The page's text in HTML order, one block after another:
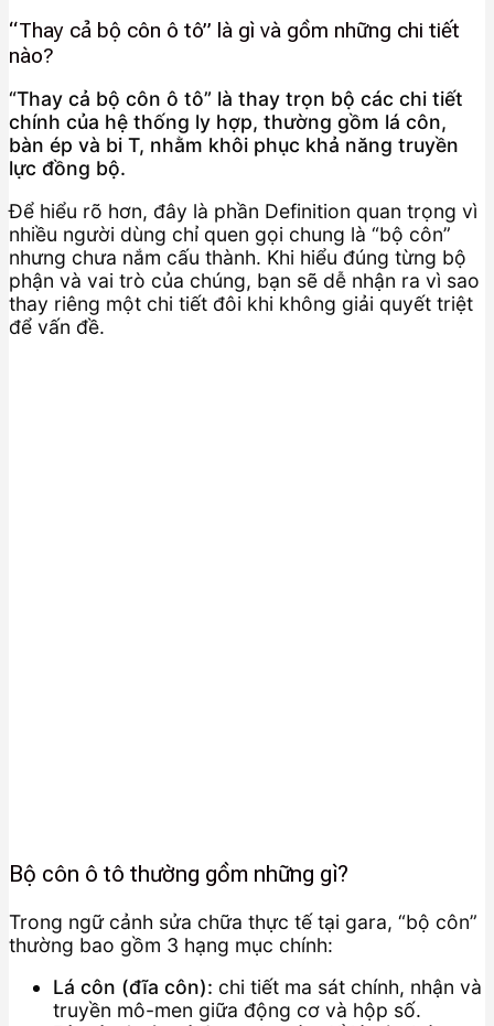
“Thay cả bộ côn ô tô” là gì và gồm những chi tiết
nào?
“Thay cả bộ côn ô tô” là thay trọn bộ các chi tiết
chính của hệ thống ly hợp, thường gồm lá côn,
bàn ép và bi T, nhằm khôi phục khả năng truyền
lực đồng bộ.
Để hiểu rõ hơn, đây là phần Definition quan trọng vì
nhiều người dùng chỉ quen gọi chung là “bộ côn”
nhưng chưa nắm cấu thành. Khi hiểu đúng từng bộ
phận và vai trò của chúng, bạn sẽ dễ nhận ra vì sao
thay riêng một chi tiết đôi khi không giải quyết triệt
để vấn đề.
Bộ côn ô tô thường gồm những gì?
Trong ngữ cảnh sửa chữa thực tế tại gara, “bộ côn”
thường bao gồm 3 hạng mục chính:
Lá côn (đĩa côn): chi tiết ma sát chính, nhận và
truyền mô-men giữa động cơ và hộp số.